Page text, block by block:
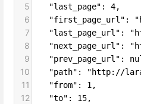
5
   "last_page": 4,
6
"first_page_url":
7
"last_page_url":
8
"next_page_url":
9
"prev_page_url":
10
"path": "http://
11
   "from": 1,
12
   "to": 15,